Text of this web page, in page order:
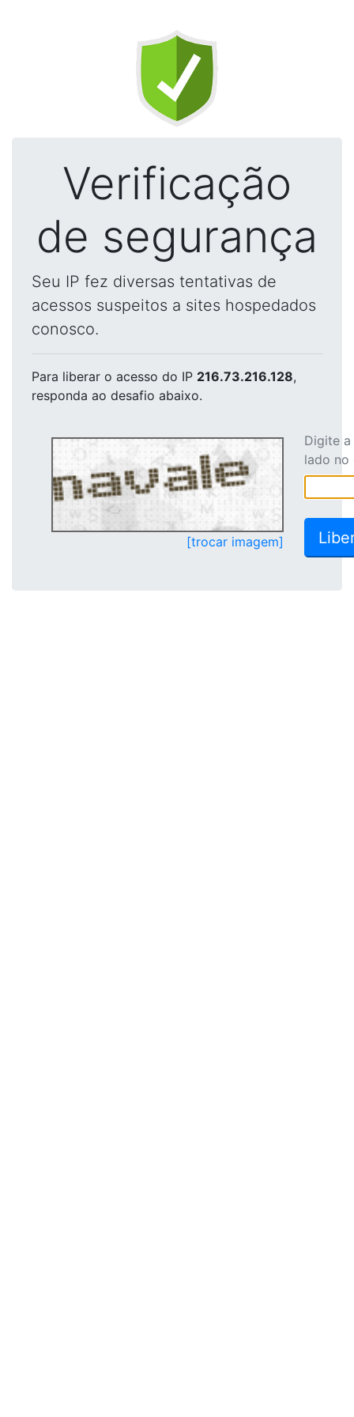
Verificação
de segurança
Seu IP fez diversas tentativas de
acessos suspeitos a sites hospedados
conosco.
Para liberar o acesso do IP 216.73.216.128,
responda ao desafio abaixo.
[trocar imagem]
Digite
lado no